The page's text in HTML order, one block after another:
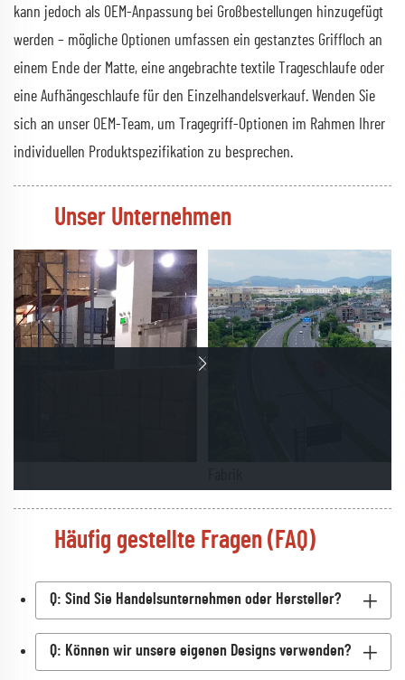
kann jedoch als OEM-Anpassung bei Großbestellungen hinzugefügt
werden – mögliche Optionen umfassen ein gestanztes Griffloch an
einem Ende der Matte, eine angebrachte textile Trageschlaufe oder
eine Aufhängeschlaufe für den Einzelhandelsverkauf. Wenden Sie
sich an unser OEM-Team, um Tragegriff-Optionen im Rahmen Ihrer
individuellen Produktspezifikation zu besprechen.
Unser Unternehmen
Häufig gestellte Fragen (FAQ)
Q: Sind Sie Handelsunternehmen oder Hersteller?
Q: Können wir unsere eigenen Designs verwenden?